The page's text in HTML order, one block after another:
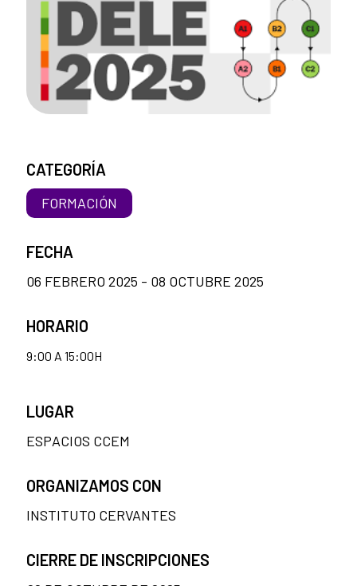
CATEGORÍA
FORMACIÓN
FECHA
06 FEBRERO 2025 - 08 OCTUBRE 2025
HORARIO
9:00 A 15:00H
LUGAR
ESPACIOS CCEM
ORGANIZAMOS CON
INSTITUTO CERVANTES
CIERRE DE INSCRIPCIONES